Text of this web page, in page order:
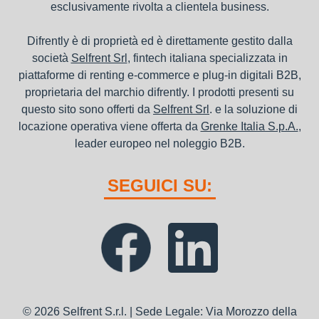
esclusivamente rivolta a clientela business.
Difrently è di proprietà ed è direttamente gestito dalla
società Selfrent Srl , fintech italiana specializzata in
piattaforme di renting e-commerce e plug-in digitali B2B,
proprietaria del marchio difrently. I prodotti presenti su
questo sito sono offerti da Selfrent Srl . e la soluzione di
locazione operativa viene offerta da Grenke Italia S.p.A.,
leader europeo nel noleggio B2B.
SEGUICI SU:
© 2026 Selfrent S.r.l. | Sede Legale: Via Morozzo della